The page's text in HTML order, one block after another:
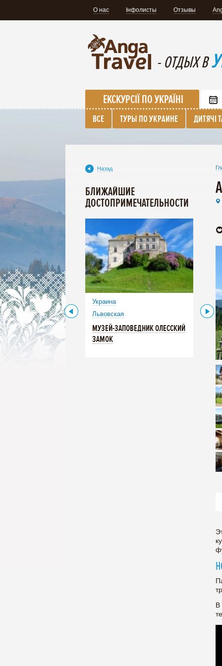
О нас Інфолисты Отзывы
- ОТДЫХ В
ЕКСКУРСІЇ ПО УКРАЇНІ
ВСЕ ТУРЫ ПО УКРАИНЕ ДИТЯЧІ
Назад
БЛИЖАЙШИЕ
ДОСТОПРИМЕЧАТЕЛЬНОСТИ
Украина
Львовская
МУЗЕЙ-ЗАПОВЕДНИК ОЛЕССКИЙ
ЗАМОК
В